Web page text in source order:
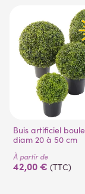
Buis artificiel boule en pot
diam 20 à 50 cm
À partir de
42,00 € (TTC)